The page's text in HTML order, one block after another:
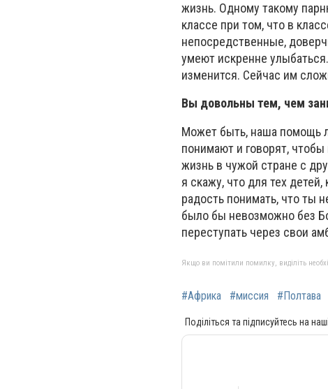
жизнь. Одному такому
классе при том, что в
непосредственные,
умеют искренне
изменится. Сейчас им
Вы довольны тем, чем
Может быть, наша помощь
понимают и говорят,
жизнь в чужой стране с
я скажу, что для тех
радость понимать, что ты
было бы невозможно без
переступать через свои
Якщо ви помітили помилку, виділіть
#Африка #миссия #Полтава
Поділіться та підписуйтесь на